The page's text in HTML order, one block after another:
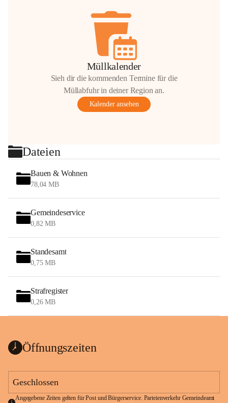
Müllkalender
Sieh dir die kommenden Termine für die
Müllabfuhr in deiner Region an.
Kalender ansehen
Dateien
Bauen & Wohnen
78,04 MB
Gemeindeservice
0,82 MB
Standesamt
0,75 MB
Strafregister
0,26 MB
Öffnungszeiten
Geschlossen
Angegebene Zeiten gelten für Post und Bürgerservice. Parteienverkehr Gemeindeamt